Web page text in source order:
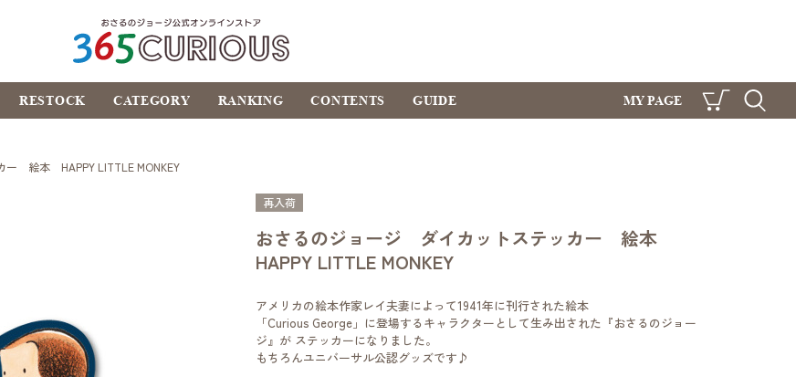
おさるのジョージ公式オ
ンラインストア
RESTOCK CATEGORY RANKING CONTENTS GUIDE
MY PAGE
CART SEARCH
ー 絵本 HAPPY LITTLE MONKEY
再入荷
おさるのジョージ ダイカットステッカー 絵本
HAPPY LITTLE MONKEY
アメリカの絵本作家レイ夫妻によって1941年に刊行された絵本
「Curious George」に登場するキャラクターとして生み出された『おさるのジョー
ジ』が ステッカーになりました。
もちろんユニバーサル公認グッズです♪